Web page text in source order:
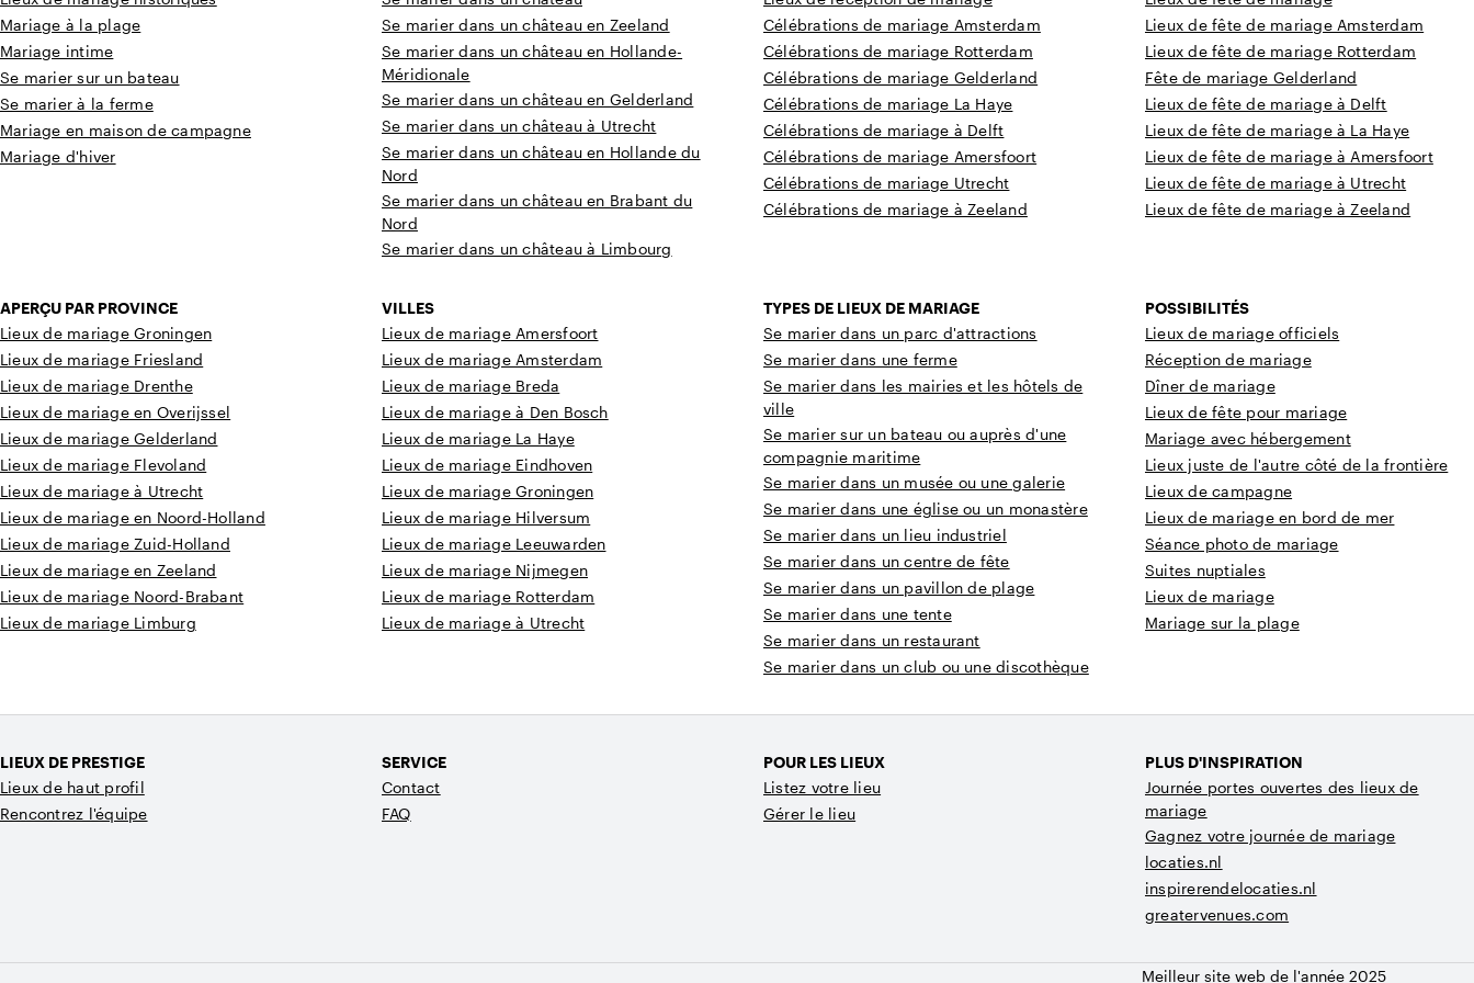
Mariage à la plage
Mariage intime
Se marier sur un bateau
Se marier à la ferme
Mariage en maison de campagne
Mariage d'hiver
Se marier dans un château en Zeeland
Se marier dans un château en Hollande-
Méridionale
Se marier dans un château en Gelderland
Se marier dans un château à Utrecht
Se marier dans un château en Hollande du
Nord
Se marier dans un château en Brabant du
Nord
Se marier dans un château à Limbourg
Célébrations de mariage Amsterdam
Célébrations de mariage Rotterdam
Célébrations de mariage Gelderland
Célébrations de mariage La Haye
Célébrations de mariage à Delft
Célébrations de mariage Amersfoort
Célébrations de mariage Utrecht
Célébrations de mariage à Zeeland
Lieux de fête de mariage Amsterdam
Lieux de fête de mariage Rotterdam
Fête de mariage Gelderland
Lieux de fête de mariage à Delft
Lieux de fête de mariage à La Haye
Lieux de fête de mariage à Amersfoort
Lieux de fête de mariage à Utrecht
Lieux de fête de mariage à Zeeland
APERÇU PAR PROVINCE
Lieux de mariage Groningen
Lieux de mariage Friesland
Lieux de mariage Drenthe
Lieux de mariage en Overijssel
Lieux de mariage Gelderland
Lieux de mariage Flevoland
Lieux de mariage à Utrecht
Lieux de mariage en Noord-Holland
Lieux de mariage Zuid-Holland
Lieux de mariage en Zeeland
Lieux de mariage Noord-Brabant
Lieux de mariage Limburg
VILLES
Lieux de mariage Amersfoort
Lieux de mariage Amsterdam
Lieux de mariage Breda
Lieux de mariage à Den Bosch
Lieux de mariage La Haye
Lieux de mariage Eindhoven
Lieux de mariage Groningen
Lieux de mariage Hilversum
Lieux de mariage Leeuwarden
Lieux de mariage Nijmegen
Lieux de mariage Rotterdam
Lieux de mariage à Utrecht
TYPES DE LIEUX DE MARIAGE
Se marier dans un parc d'attractions
Se marier dans une ferme
Se marier dans les mairies et les hôtels de
ville
Se marier sur un bateau ou auprès d'une
compagnie maritime
Se marier dans un musée ou une galerie
Se marier dans une église ou un monastère
Se marier dans un lieu industriel
Se marier dans un centre de fête
Se marier dans un pavillon de plage
Se marier dans une tente
Se marier dans un restaurant
Se marier dans un club ou une discothèque
POSSIBILITÉS
Lieux de mariage officiels
Réception de mariage
Dîner de mariage
Lieux de fête pour mariage
Mariage avec hébergement
Lieux juste de l'autre côté de la frontière
Lieux de campagne
Lieux de mariage en bord de mer
Séance photo de mariage
Suites nuptiales
Lieux de mariage
Mariage sur la plage
LIEUX DE PRESTIGE
Lieux de haut profil
Rencontrez l'équipe
SERVICE
Contact
FAQ
POUR LES LIEUX
Listez votre lieu
Gérer le lieu
PLUS D'INSPIRATION
Journée portes ouvertes des lieux de
mariage
Gagnez votre journée de mariage
locaties.nl
inspirerendelocaties.nl
greatervenues.com
Meilleur site web de l'année 2025